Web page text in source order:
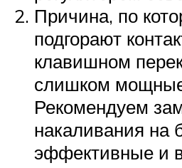
Причина, по
подгорают
клавишном
слишком
Рекомендуем
накаливания на
эффективные и